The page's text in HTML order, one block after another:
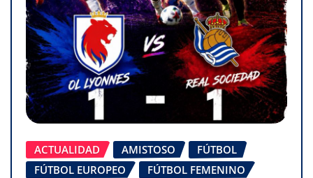
ACTUALIDAD AMISTOSO
FÚTBOL
FÚTBOL EUROPEO
FÚTBOL FEMENINO